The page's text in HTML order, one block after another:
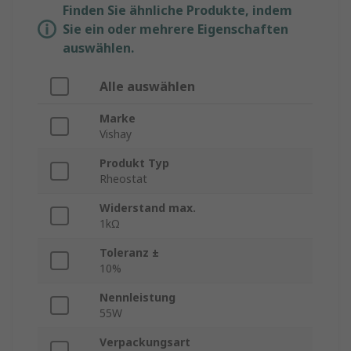
Finden Sie ähnliche Produkte, indem
Sie ein oder mehrere Eigenschaften
auswählen.
Alle auswählen
Marke
Vishay
Produkt Typ
Rheostat
Widerstand max.
1kΩ
Toleranz ±
10%
Nennleistung
55W
Verpackungsart